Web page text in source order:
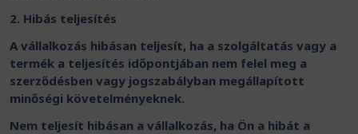
2. Hibás teljesítés
A vállalkozás hibásan teljesít, ha a szolgáltatás vagy a
termék a teljesítés időpontjában nem felel meg a
szerződésben vagy jogszabályban megállapított
minőségi követelményeknek.
Nem teljesít hibásan a vállalkozás, ha Ön a hibát a